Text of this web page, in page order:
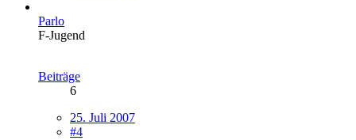
Parlo
F-Jugend
Beiträge
6
25. Juli 2007
#4